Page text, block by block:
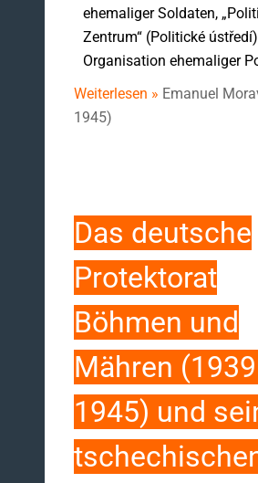
ehemaliger Soldaten,
Zentrum“ (Politické
Organisation ehemaliger
Weiterlesen » Emanuel
1945)
Das deutsche
Protektorat
Böhmen und
Mähren
1945) und